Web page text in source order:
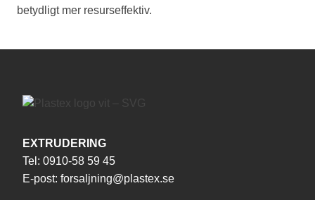
betydligt mer resurseffektiv.
EXTRUDERING
Tel: 0910-58 59 45
E-post: forsaljning@plastex.se